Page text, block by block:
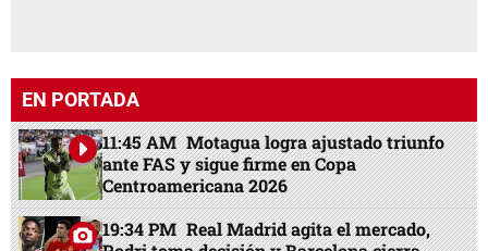
EN PORTADA
11:45 AM Motagua logra ajustado triunfo
ante FAS y sigue firme en Copa
Centroamericana 2026
19:34 PM Real Madrid agita el mercado,